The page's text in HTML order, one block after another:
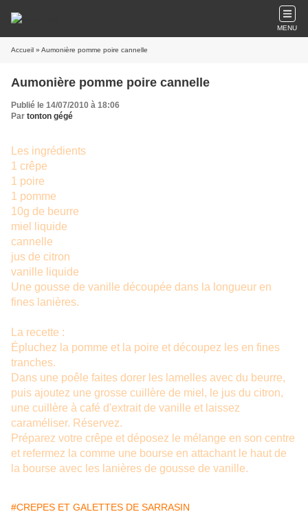
MENU
Accueil » Aumonière pomme poire cannelle
Aumonière pomme poire cannelle
Publié le 14/07/2010 à 18:06
Par tonton gégé
Les ingrédients
1 crêpe
1 poire
1 pomme
10g de beurre
miel liquide
cannelle
jus de citron
vanille liquide
Une gousse de vanille découpée dans la longueur en
fines lanières.
La recette :
Épluchez la pomme et la poire et découpez les en fines
tranches.
Dans une poêle faites dorer les lamelles avec du beurre,
puis ajoutez une grosse cuillère de miel, le jus du citron,
une cuillère à café d'extrait de vanille et laissez
caraméliser. Réservez.
Préparez votre crêpe et déposez le mélange en son centre
et refermez la comme une bourse en attachant le haut de
la bourse avec les lanières de gousse de vanille.
#CREPES ET GALETTES DE SARRASIN